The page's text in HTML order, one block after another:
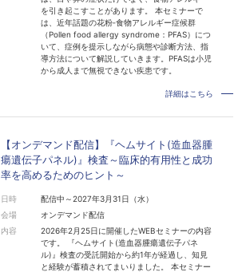
を引き起こすことがあります。 本セミナーで
は、近年話題の花粉‐食物アレルギー症候群
（Pollen food allergy syndrome：PFAS）につ
いて、症例を提示しながら病態や診断方法、指
導方法について解説していきます。PFASは小児
から成人まで無視できない疾患です。
詳細はこちら
【オンデマンド配信】『ヘムサイト(造血器腫
瘍遺伝子パネル)』検査～臨床的有用性と成功
率を高めるためのヒント～
日時
配信中～2027年3月31日（水）
会場
オンデマンド配信
内容
2026年2月25日に開催したWEBセミナーの内容
です。 『ヘムサイト(造血器腫瘍遺伝子パネ
ル)』検査の受託開始から約1年が経過し、知見
と経験が蓄積されてまいりました。 本セミナー